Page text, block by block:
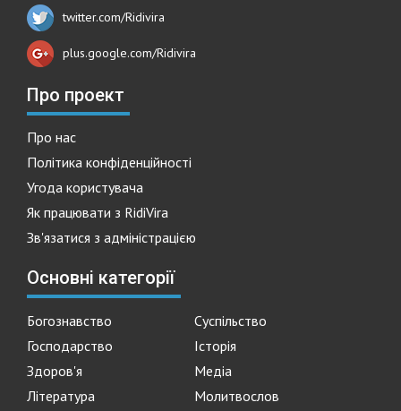
twitter.com/Ridivira
plus.google.com/Ridivira
Про проект
Про нас
Політика конфіденційності
Угода користувача
Як працювати з RidiVira
Зв'язатися з адміністрацією
Основні категорії
Богознавство
Суспільство
Господарство
Історія
Здоров'я
Медіа
Література
Молитвослов